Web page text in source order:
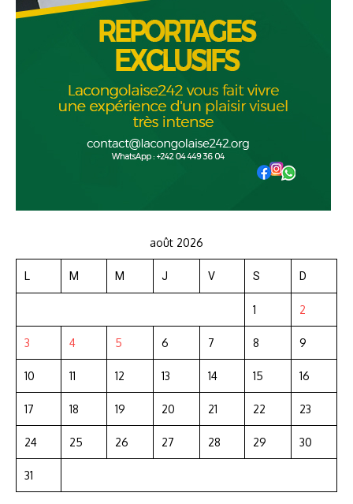
août 2026
L M M J V S D
1 2
3 4 5 6 7 8 9
10 11 12 13 14 15 16
17 18 19 20 21 22 23
24 25 26 27 28 29 30
31